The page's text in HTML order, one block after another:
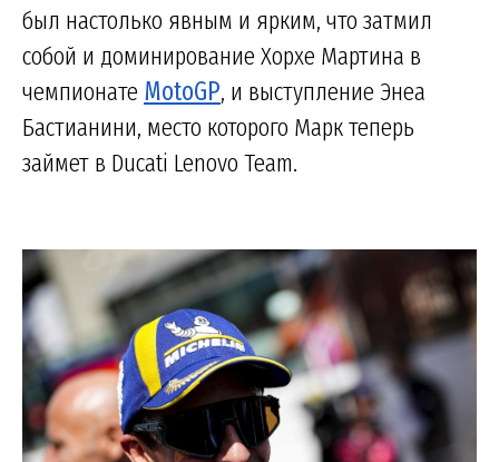
был настолько явным и ярким, что затмил
собой и доминирование Хорхе Мартина в
чемпионате MotoGP, и выступление Энеа
Бастианини, место которого Марк теперь
займет в Ducati Lenovo Team.